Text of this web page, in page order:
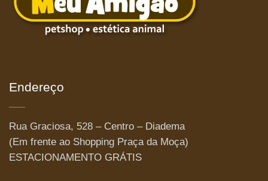
Endereço
Rua Graciosa, 528 – Centro – Diadema
(Em frente ao Shopping Praça da Moça)
ESTACIONAMENTO GRÁTIS